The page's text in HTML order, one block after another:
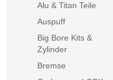
Alu & Titan Teile
Auspuff
Big Bore Kits &
Zylinder
Bremse